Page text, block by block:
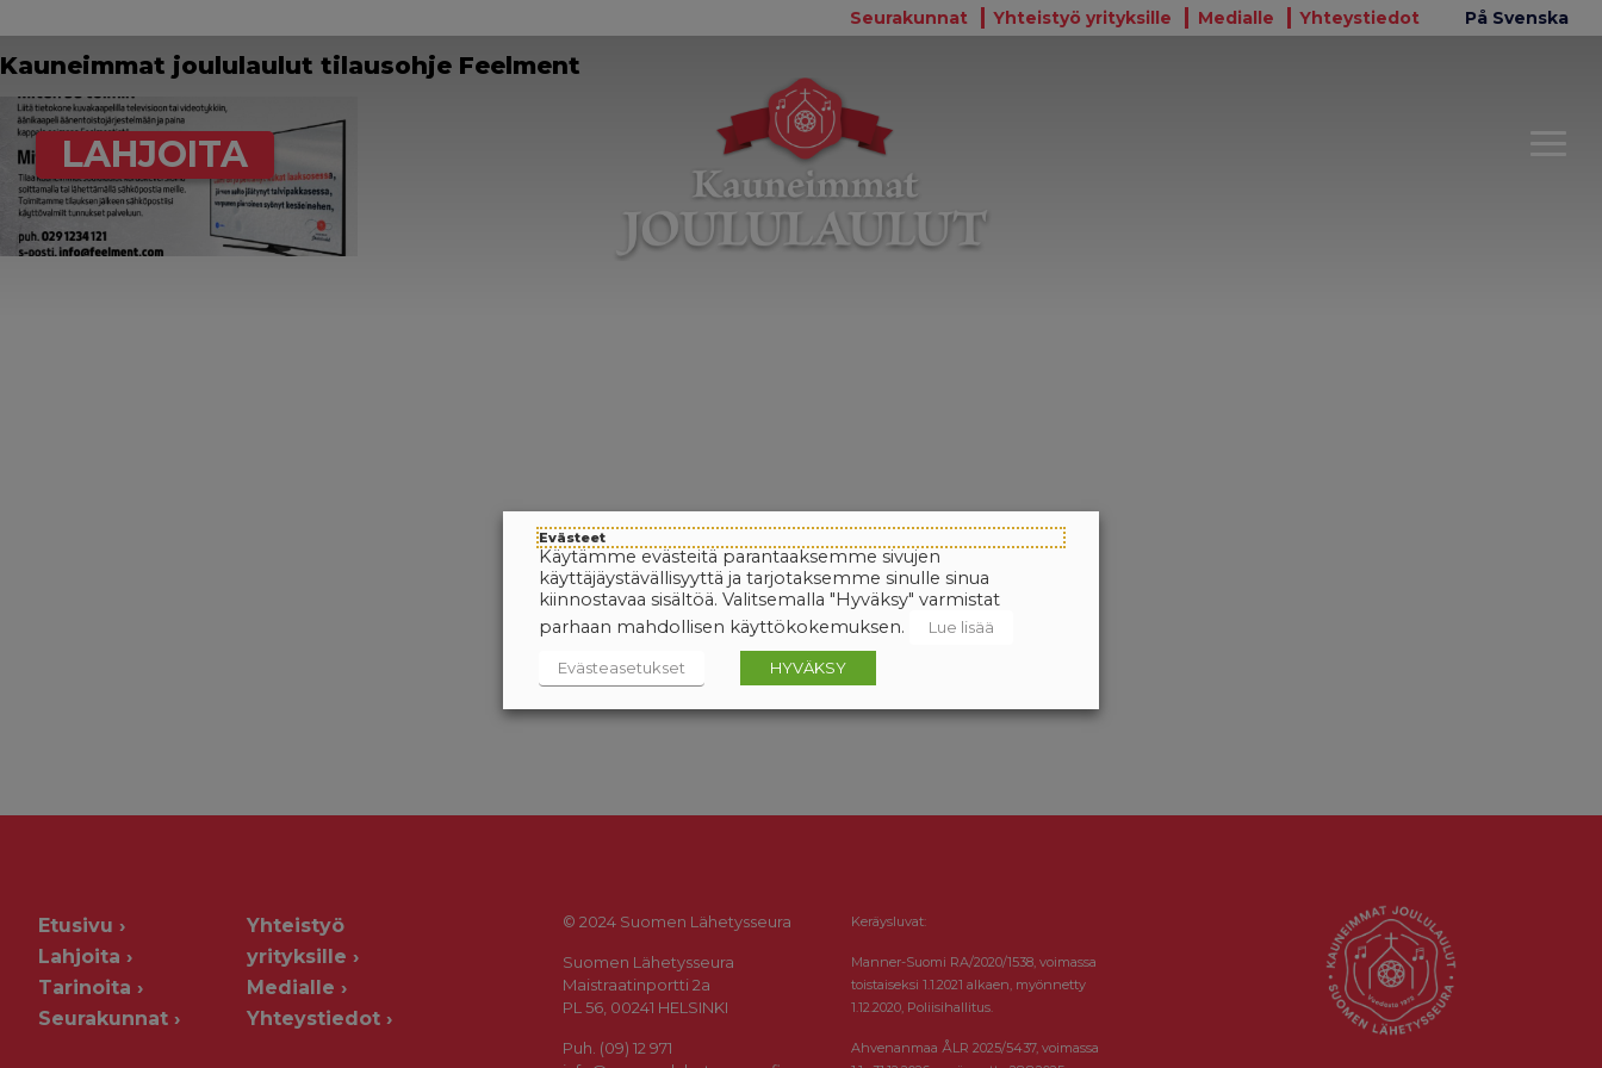
Seurakunnat Yhteistyö yrityksille Medialle Yhteystiedot På Svenska
LAHJOITA
Kauneimmat joululaulut tilausohje Feelment
Etusivu
Lahjoita
Tarinoita
Seurakunnat
Yhteistyö
yrityksille
Medialle
Yhteystiedot
© 2024 Suomen Lähetysseura
Suomen Lähetysseura
Maistraatinportti 2a
PL 56, 00241 HELSINKI
Puh. (09) 12 971
Keräysluvat:
Manner-Suomi RA/2020/1538, voimassa
toistaiseksi 1.1.2021 alkaen, myönnetty
1.12.2020, Poliisihallitus.
Ahvenanmaa ÅLR 2025/5437, voimassa
Evästeet
Käytämme evästeitä parantaaksemme sivujen
käyttäjäystävällisyyttä ja tarjotaksemme sinulle sinua
kiinnostavaa sisältöä. Valitsemalla "Hyväksy" varmistat
parhaan mahdollisen käyttökokemuksen.
Lue lisää
Evästeasetukset HYVÄKSY